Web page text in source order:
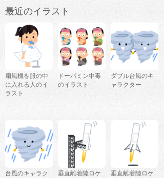
最近のイラスト
扇風機を服の中
に入れる人のイ
ラスト
ドーパミン中毒
のイラスト
ダブル台風のキ
ャラクター
台風のキャラク
垂直離着陸ロケ
垂直離着陸ロケ